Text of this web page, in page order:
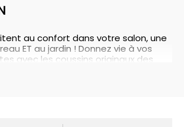
au confort dans votre salon, une
ET au jardin ! Donnez vie à vos
avec les coussins originaux des
et Vetsak ! Les housses sont
conçues en matériaux